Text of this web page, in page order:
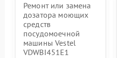
Ремонт или замена
дозатора моющих
средств
посудомоечной
машины Vestel
VDWBI451E1